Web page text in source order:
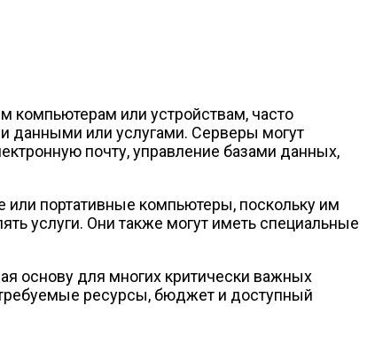
компьютерам или устройствам, часто
данными или услугами. Серверы могут
почту, управление базами данных,
портативные компьютеры, поскольку им
услуги. Они также могут иметь специальные
основу для многих критически важных
ресурсы, бюджет и доступный